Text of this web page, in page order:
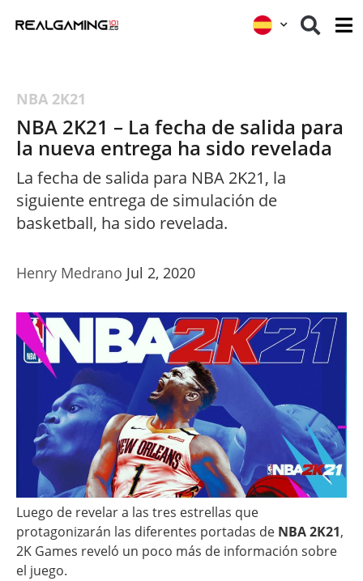
NBA 2K21
NBA 2K21 – La fecha de salida para
la nueva entrega ha sido revelada
La fecha de salida para NBA 2K21, la
siguiente entrega de simulación de
basketball, ha sido revelada.
Henry Medrano Jul 2, 2020
Luego de revelar a las tres estrellas que
protagonizarán las diferentes portadas de NBA 2K21,
2K Games reveló un poco más de información sobre
el juego.